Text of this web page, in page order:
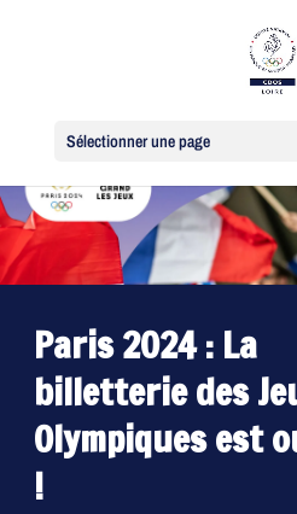
Sélectionner une page
Paris 2024 : La
billetterie des
Olympiques est
!